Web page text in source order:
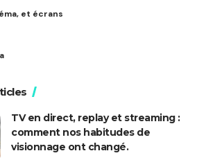
et écrans
TV en direct, replay et streaming :
comment nos habitudes de
visionnage ont changé.